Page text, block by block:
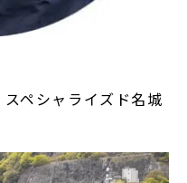
スペシャライズド名城